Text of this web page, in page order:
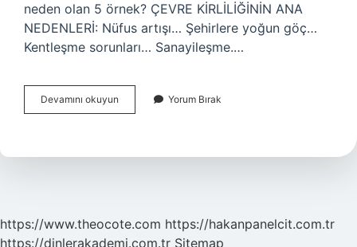
neden olan 5 örnek? ÇEVRE KİRLİLİĞİNİN ANA
NEDENLERİ: Nüfus artışı… Şehirlere yoğun göç…
Kentleşme sorunları… Sanayileşme.…
Devamını okuyun
Kirliliği
Nelerdir
Yorum Bırak
https://www.theocote.com https://hakanpanelcit.com.tr
https://dinlerakademi.com.tr Sitemap